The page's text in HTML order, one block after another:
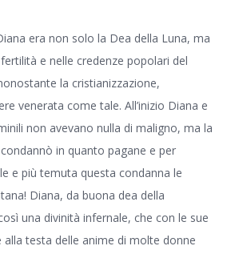
era non solo la Dea della Luna, ma
e nelle credenze popolari del
la cristianizzazione,
venerata come tale. All’inizio Diana e
non avevano nulla di maligno, ma la
in quanto pagane e per
e più temuta questa condanna le
Diana, da buona dea della
una divinità infernale, che con le sue
alla testa delle anime di molte donne